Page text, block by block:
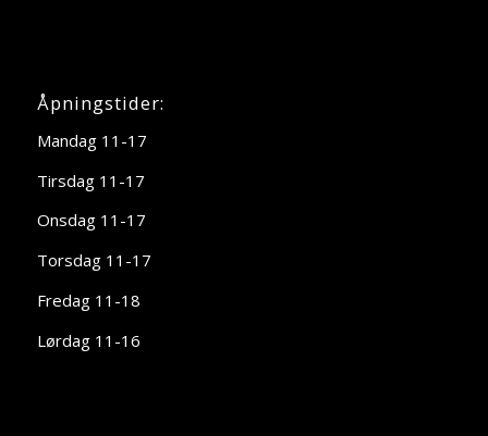
Åpningstider:
Mandag 11-17
Tirsdag 11-17
Onsdag 11-17
Torsdag 11-17
Fredag 11-18
Lørdag 11-16